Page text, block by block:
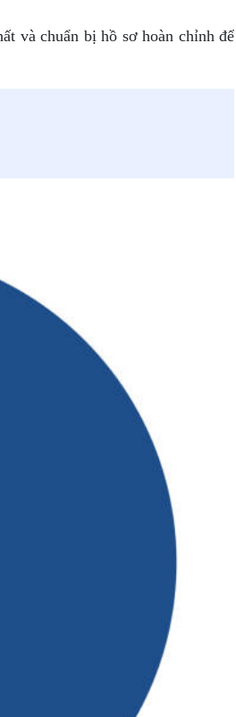
và chuẩn bị hồ sơ hoàn chỉnh để